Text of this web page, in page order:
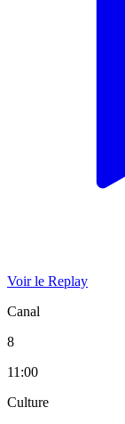
Voir le Replay
Canal
8
11:00
Culture